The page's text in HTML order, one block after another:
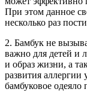
При этом данное
несколько раз
2. Бамбук не
важно для детей и
и образ жизни, а
развития
бамбуковое одеяло